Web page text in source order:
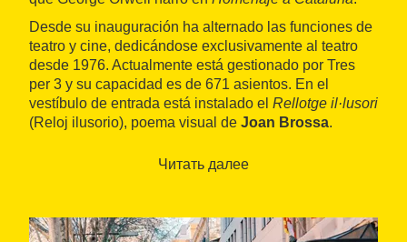
Desde su inauguración ha alternado las funciones de
teatro y cine, dedicándose exclusivamente al teatro
desde 1976. Actualmente está gestionado por Tres
per 3 y su capacidad es de 671 asientos. En el
vestíbulo de entrada está instalado el Rellotge il·lusori
(Reloj ilusorio), poema visual de Joan Brossa.
Читать далее